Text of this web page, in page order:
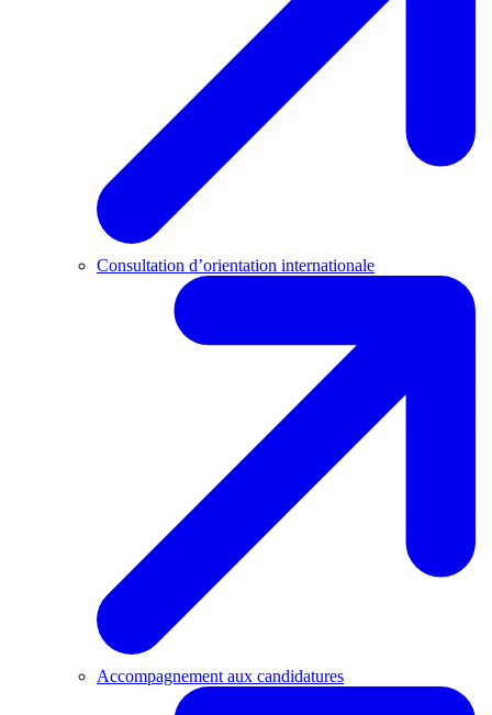
Consultation d’orientation internationale
Accompagnement aux candidatures